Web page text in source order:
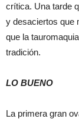
crítica. Una tarde
y desaciertos que
que la
tradición.
LO BUENO
La primera gran